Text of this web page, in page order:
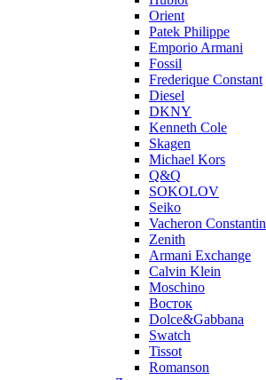
Orient
Patek Philippe
Emporio Armani
Fossil
Frederique Constant
Diesel
DKNY
Kenneth Cole
Skagen
Michael Kors
Q&Q
SOKOLOV
Seiko
Vacheron Constantin
Zenith
Armani Exchange
Calvin Klein
Moschino
Восток
Dolce&Gabbana
Swatch
Tissot
Romanson